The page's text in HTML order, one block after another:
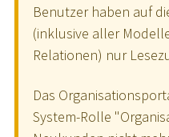
Benutzer haben auf
(inklusive aller
Relationen) nur
Das
System-Rolle